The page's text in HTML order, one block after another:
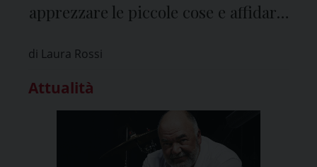
apprezzare le piccole cose e affidarsi
di Laura Rossi
Attualità